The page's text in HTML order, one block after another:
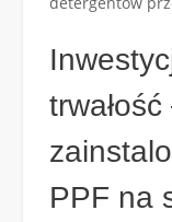
PPF na